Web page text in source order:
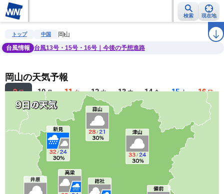
検索 現在地
雨雲レーダー 台風情報 ラ
トップ 中国
岡山
台風情報
台風13号・15号・16号｜今後の予想進路
岡山の天気予報
9 日 10 月 11 火 12 水 13 木 14 金 15 土 16 日